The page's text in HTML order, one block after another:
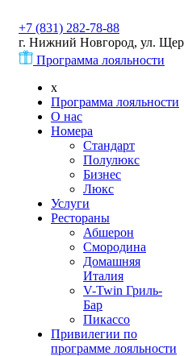
Программа лояльности
+7 (831) 282-78-88
г. Нижний Новгород, ул.
x
Программа лояльности
О нас
Номера
Стандарт
Полулюкс
Бизнес
Люкс
Услуги
Рестораны
Абшерон
Смородина
Домашняя
Италия
V-Twin Гриль-
Бар
Пикассо
Привилегии по
программе лояльности